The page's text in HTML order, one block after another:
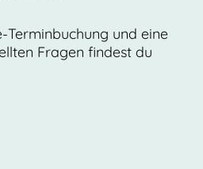
Terminbuchung und eine
Fragen findest du